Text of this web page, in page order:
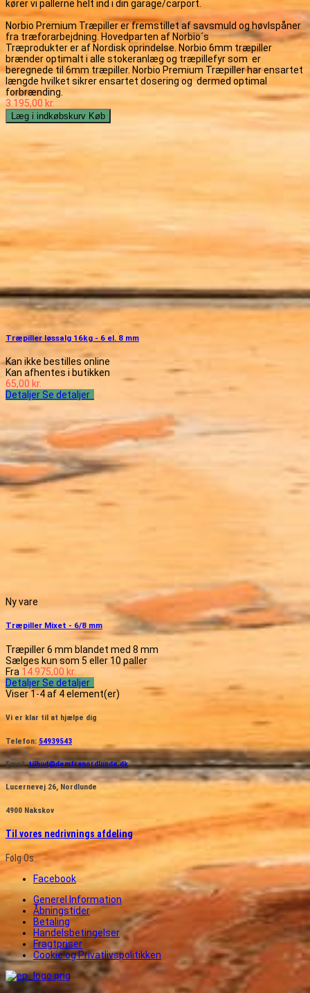
kører vi pallerne helt ind i din garage/carport.
Norbio Premium Træpiller er fremstillet af savsmuld og høvlspåner
fra træforarbejdning. Hovedparten af Norbio´s
Træprodukter er af Nordisk oprindelse. Norbio 6mm træpiller
brænder optimalt i alle stokeranlæg og træpillefyr som er
beregnede til 6mm træpiller. Norbio Premium Træpiller har ensartet
længde hvilket sikrer ensartet dosering og dermed optimal
forbrænding.
3.195,00 kr.
Læg i indkøbskurv Køb
Træpiller løssalg 16kg - 6 el. 8 mm
Kan ikke bestilles online
Kan afhentes i butikken
65,00 kr.
Detaljer Se detaljer
Ny vare
Træpiller Mixet - 6/8 mm
Træpiller 6 mm blandet med 8 mm
Sælges kun som 5 eller 10 paller
Fra 14.975,00 kr.
Detaljer Se detaljer
Viser 1-4 af 4 element(er)
Vi er klar til at hjælpe dig
Telefon: 54939543
Email:tilbud@demfranordlunde.dk
Lucernevej 26, Nordlunde
4900 Nakskov
Til vores nedrivnings afdeling
Følg Os
Facebook
Generel Information
Åbningstider
Betaling
Handelsbetingelser
Fragtpriser
Cookie og Privatlivspolitikken